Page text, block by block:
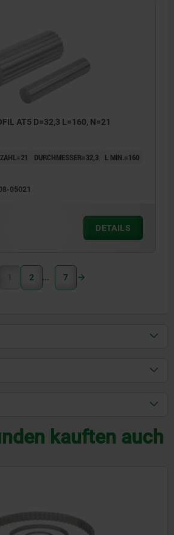
AT5 D=32,3 L=160, N=21
DURCHMESSER=32,3
L MIN.=160
05021
DETAILS
1 2 7
kauften auch